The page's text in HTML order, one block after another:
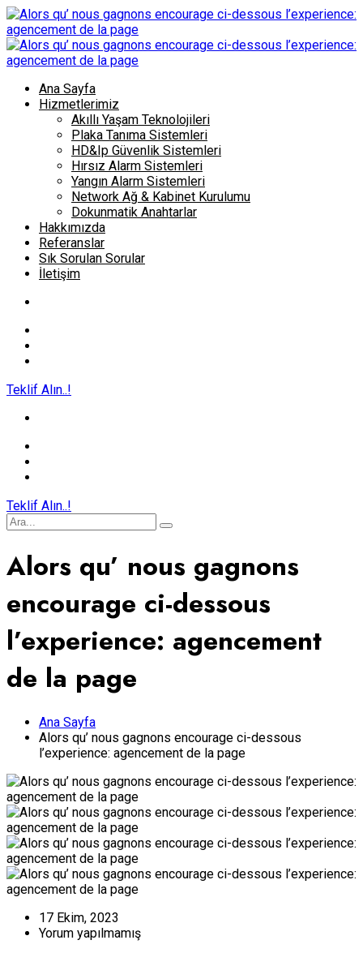
Ana Sayfa
Hizmetlerimiz
Akıllı Yaşam Teknolojileri
Plaka Tanıma Sistemleri
HD&Ip Güvenlik Sistemleri
Hırsız Alarm Sistemleri
Yangın Alarm Sistemleri
Network Ağ & Kabinet Kurulumu
Dokunmatik Anahtarlar
Hakkımızda
Referanslar
Sık Sorulan Sorular
İletişim
Teklif Alın..!
Teklif Alın..!
Alors qu’ nous gagnons
encourage ci-dessous
l’experience: agencement
de la page
Ana Sayfa
Alors qu’ nous gagnons encourage ci-dessous
l’experience: agencement de la page
17 Ekim, 2023
Yorum yapılmamış